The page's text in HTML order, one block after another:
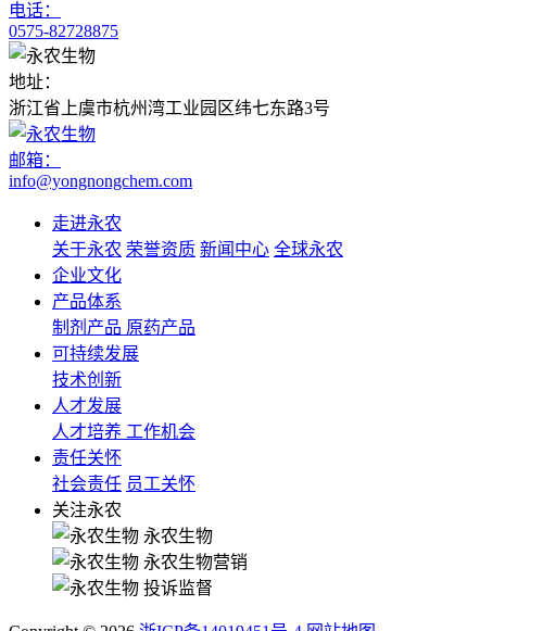
电话：
0575-82728875
地址：
浙江省上虞市杭州湾工业园区纬七东路3号
邮箱：
info@yongnongchem.com
走进永农
关于永农 荣誉资质 新闻中心 全球永农
企业文化
产品体系
制剂产品 原药产品
可持续发展
技术创新
人才发展
人才培养 工作机会
责任关怀
社会责任 员工关怀
关注永农
永农生物
永农生物营销
投诉监督